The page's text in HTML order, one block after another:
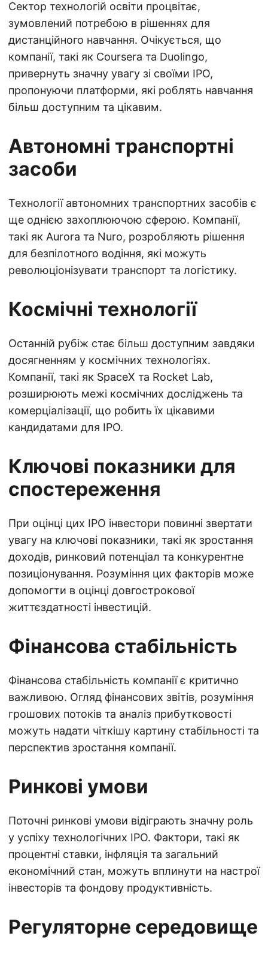
Сектор технологій освіти процвітає,
зумовлений потребою в рішеннях для
дистанційного навчання. Очікується, що
компанії, такі як Coursera та Duolingo,
привернуть значну увагу зі своїми IPO,
пропонуючи платформи, які роблять навчання
більш доступним та цікавим.
Автономні транспортні
засоби
Технології автономних транспортних засобів є
ще однією захоплюючою сферою. Компанії,
такі як Aurora та Nuro, розробляють рішення
для безпілотного водіння, які можуть
революціонізувати транспорт та логістику.
Космічні технології
Останній рубіж стає більш доступним завдяки
досягненням у космічних технологіях.
Компанії, такі як SpaceX та Rocket Lab,
розширюють межі космічних досліджень та
комерціалізації, що робить їх цікавими
кандидатами для IPO.
Ключові показники для
спостереження
При оцінці цих IPO інвестори повинні звертати
увагу на ключові показники, такі як зростання
доходів, ринковий потенціал та конкурентне
позиціонування. Розуміння цих факторів може
допомогти в оцінці довгострокової
життєздатності інвестицій.
Фінансова стабільність
Фінансова стабільність компанії є критично
важливою. Огляд фінансових звітів, розуміння
грошових потоків та аналіз прибутковості
можуть надати чіткішу картину стабільності та
перспектив зростання компанії.
Ринкові умови
Поточні ринкові умови відіграють значну роль
у успіху технологічних IPO. Фактори, такі як
процентні ставки, інфляція та загальний
економічний стан, можуть вплинути на настрої
інвесторів та фондову продуктивність.
Регуляторне середовище